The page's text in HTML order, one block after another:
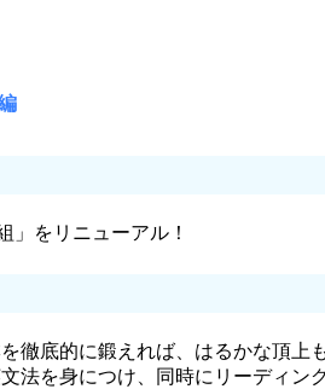
」をリニューアル！
徹底的に鍛えれば、はるかな頂上
法を身につけ、同時にリーディン